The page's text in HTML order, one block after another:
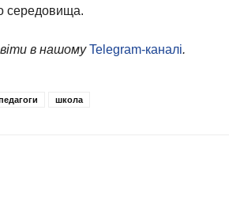
середовища.
в нашомуTelegram-каналі.
школа